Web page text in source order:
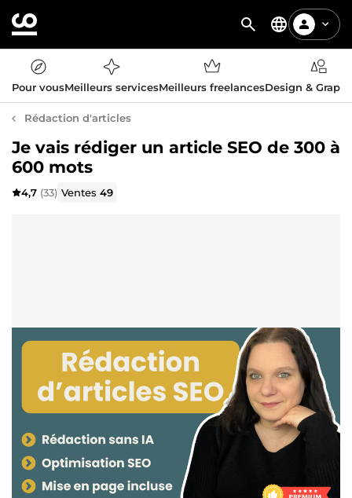
Pour vousMeilleurs servicesMeilleurs freelancesDesign &
Rédaction d'articles
Je vais rédiger un article SEO de 300 à
600 mots
4,7 (33) Ventes49